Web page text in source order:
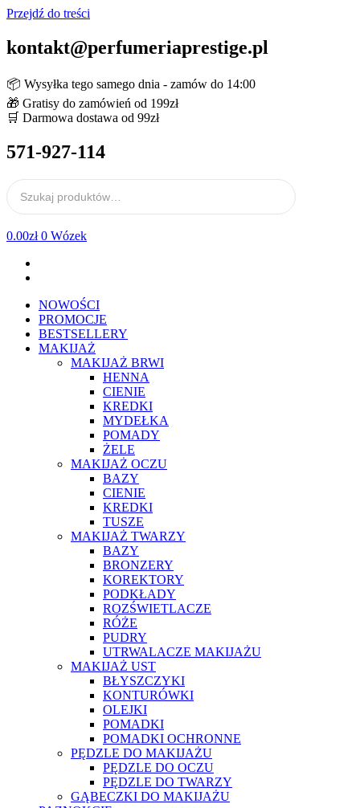
Przejdź do treści
kontakt@perfumeriaprestige.pl
📦 Wysyłka tego samego dnia - zamów do 14:00
🎁 Gratisy do zamówień od 199zł
🛒 Darmowa dostawa od 99zł
571-927-114
0.00zł 0 Wózek
NOWOŚCI
PROMOCJE
BESTSELLERY
MAKIJAŻ
MAKIJAŻ BRWI
HENNA
CIENIE
KREDKI
MYDEŁKA
POMADY
ŻELE
MAKIJAŻ OCZU
BAZY
CIENIE
KREDKI
TUSZE
MAKIJAŻ TWARZY
BAZY
BRONZERY
KOREKTORY
PODKŁADY
ROZŚWIETLACZE
RÓŻE
PUDRY
UTRWALACZE MAKIJAŻU
MAKIJAŻ UST
BŁYSZCZYKI
KONTURÓWKI
OLEJKI
POMADKI
POMADKI OCHRONNE
PĘDZLE DO MAKIJAŻU
PĘDZLE DO OCZU
PĘDZLE DO TWARZY
GĄBECZKI DO MAKIJAŻU